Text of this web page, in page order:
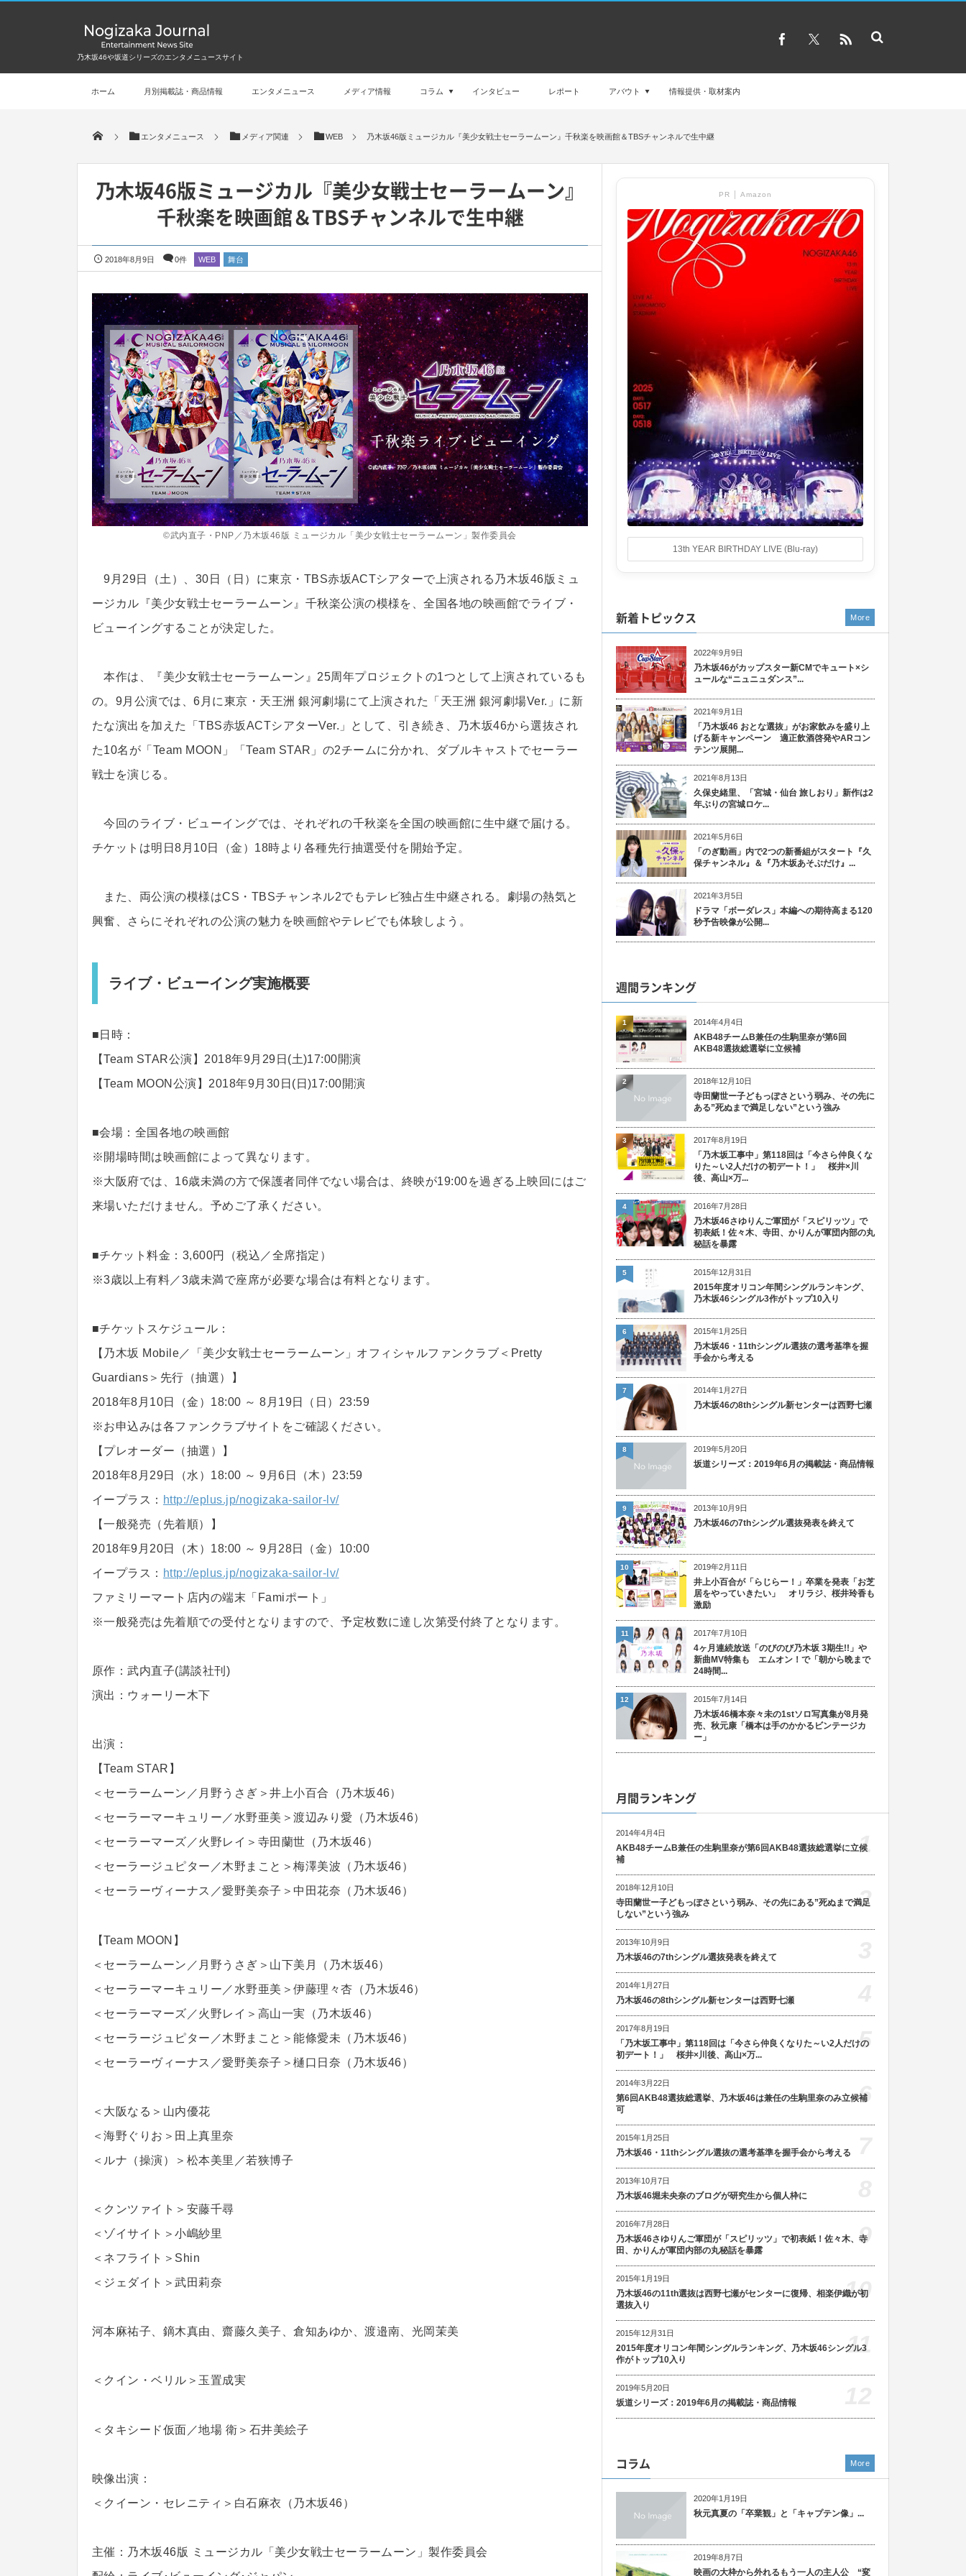
乃木坂46や坂道シリーズのエンタメニュースサイト
ホーム 月別掲載誌・商品情報 エンタメニュース メディア情報 コラム インタビュー レポート アバウト 情報提供・取材案内
エンタメニュース メディア関連 WEB 乃木坂46版ミュージカル『美少女戦士セーラームーン』千秋楽を映画館＆TBSチャンネルで生中継
乃木坂46版ミュージカル『美少女戦士セーラームーン』
千秋楽を映画館＆TBSチャンネルで生中継
2018年8月9日 0件 WEB 舞台
©武内直子・PNP／乃木坂46版 ミュージカル「美少女戦士セーラームーン」製作委員会
9月29日（土）、30日（日）に東京・TBS赤坂ACTシアターで上演される乃木坂46版ミュ
ージカル『美少女戦士セーラームーン』千秋楽公演の模様を、全国各地の映画館でライブ・
ビューイングすることが決定した。
本作は、『美少女戦士セーラームーン』25周年プロジェクトの1つとして上演されているも
の。9月公演では、6月に東京・天王洲 銀河劇場にて上演された「天王洲 銀河劇場Ver.」に新
たな演出を加えた「TBS赤坂ACTシアターVer.」として、引き続き、乃木坂46から選抜され
た10名が「Team MOON」「Team STAR」の2チームに分かれ、ダブルキャストでセーラー
戦士を演じる。
今回のライブ・ビューイングでは、それぞれの千秋楽を全国の映画館に生中継で届ける。
チケットは明日8月10日（金）18時より各種先行抽選受付を開始予定。
また、両公演の模様はCS・TBSチャンネル2でもテレビ独占生中継される。劇場の熱気と
興奮、さらにそれぞれの公演の魅力を映画館やテレビでも体験しよう。
ライブ・ビューイング実施概要
■日時：
【Team STAR公演】2018年9月29日(土)17:00開演
【Team MOON公演】2018年9月30日(日)17:00開演
■会場：全国各地の映画館
※開場時間は映画館によって異なります。
※大阪府では、16歳未満の方で保護者同伴でない場合は、終映が19:00を過ぎる上映回にはご
来場いただけません。予めご了承ください。
■チケット料金：3,600円（税込／全席指定）
※3歳以上有料／3歳未満で座席が必要な場合は有料となります。
■チケットスケジュール：
【乃木坂 Mobile／「美少女戦士セーラームーン」オフィシャルファンクラブ＜Pretty
Guardians＞先行（抽選）】
2018年8月10日（金）18:00 ～ 8月19日（日）23:59
※お申込みは各ファンクラブサイトをご確認ください。
【プレオーダー（抽選）】
2018年8月29日（水）18:00 ～ 9月6日（木）23:59
イープラス： http://eplus.jp/nogizaka-sailor-lv/
【一般発売（先着順）】
2018年9月20日（木）18:00 ～ 9月28日（金）10:00
イープラス： http://eplus.jp/nogizaka-sailor-lv/
ファミリーマート店内の端末「Famiポート」
※一般発売は先着順での受付となりますので、予定枚数に達し次第受付終了となります。
原作：武内直子(講談社刊)
演出：ウォーリー木下
出演：
【Team STAR】
＜セーラームーン／月野うさぎ＞井上小百合（乃木坂46）
＜セーラーマーキュリー／水野亜美＞渡辺みり愛（乃木坂46）
＜セーラーマーズ／火野レイ＞寺田蘭世（乃木坂46）
＜セーラージュピター／木野まこと＞梅澤美波（乃木坂46）
＜セーラーヴィーナス／愛野美奈子＞中田花奈（乃木坂46）
【Team MOON】
＜セーラームーン／月野うさぎ＞山下美月（乃木坂46）
＜セーラーマーキュリー／水野亜美＞伊藤理々杏（乃木坂46）
＜セーラーマーズ／火野レイ＞高山一実（乃木坂46）
＜セーラージュピター／木野まこと＞能條愛未（乃木坂46）
＜セーラーヴィーナス／愛野美奈子＞樋口日奈（乃木坂46）
＜大阪なる＞山内優花
＜海野ぐりお＞田上真里奈
＜ルナ（操演）＞松本美里／若狭博子
＜クンツァイト＞安藤千尋
＜ゾイサイト＞小嶋紗里
＜ネフライト＞Shin
＜ジェダイト＞武田莉奈
河本麻祐子、鏑木真由、齋藤久美子、倉知あゆか、渡邉南、光岡茉美
＜クイン・ベリル＞玉置成実
＜タキシード仮面／地場 衛＞石井美絵子
映像出演：
＜クイーン・セレニティ＞白石麻衣（乃木坂46）
主催：乃木坂46版 ミュージカル「美少女戦士セーラームーン」製作委員会
PR │ Amazon
13th YEAR BIRTHDAY LIVE (Blu-ray)
新着トピックス
2022年9月9日
乃木坂46がカップスター新CMでキュート×シ
ュールな“ニュニュダンス”...
2021年9月1日
「乃木坂46 おとな選抜」がお家飲みを盛り上
げる新キャンペーン 適正飲酒啓発やARコン
テンツ展開...
2021年8月13日
久保史緒里、「宮城・仙台 旅しおり」新作は2
年ぶりの宮城ロケ...
2021年5月6日
「のぎ動画」内で2つの新番組がスタート『久
保チャンネル』＆『乃木坂あそぶだけ』...
2021年3月5日
ドラマ「ボーダレス」本編への期待高まる120
秒予告映像が公開...
More
週間ランキング
2014年4月4日
AKB48チームB兼任の生駒里奈が第6回
AKB48選抜総選挙に立候補
1
2018年12月10日
寺田蘭世ー子どもっぽさという弱み、その先に
ある”死ぬまで満足しない”という強み
2
2017年8月19日
「乃木坂工事中」第118回は「今さら仲良くな
りた～い2人だけの初デート！」 桜井×川
後、高山×万...
3
2016年7月28日
乃木坂46さゆりんご軍団が「スピリッツ」で
初表紙！佐々木、寺田、かりんが軍団内部の丸
秘話を暴露
4
2015年12月31日
2015年度オリコン年間シングルランキング、
乃木坂46シングル3作がトップ10入り
5
2015年1月25日
乃木坂46・11thシングル選抜の選考基準を握
手会から考える
6
2014年1月27日
乃木坂46の8thシングル新センターは西野七瀬
7
2019年5月20日
坂道シリーズ：2019年6月の掲載誌・商品情報
8
2013年10月9日
乃木坂46の7thシングル選抜発表を終えて
9
2019年2月11日
井上小百合が「らじらー！」卒業を発表「お芝
居をやっていきたい」 オリラジ、桜井玲香も
激励
10
2017年7月10日
4ヶ月連続放送「のびのび乃木坂 3期生!!」や
新曲MV特集も エムオン！で「朝から晩まで
24時間...
11
2015年7月14日
乃木坂46橋本奈々未の1stソロ写真集が8月発
売、秋元康「橋本は手のかかるビンテージカ
ー」
12
月間ランキング
2014年4月4日
AKB48チームB兼任の生駒里奈が第6回AKB48選抜総選挙に立候
補
1
2018年12月10日
寺田蘭世ー子どもっぽさという弱み、その先にある”死ぬまで満足
しない”という強み
2
2013年10月9日
乃木坂46の7thシングル選抜発表を終えて
2014年1月27日
乃木坂46の8thシングル新センターは西野七瀬
2017年8月19日
「乃木坂工事中」第118回は「今さら仲良くなりた～い2人だけの
初デート！」 桜井×川後、高山×万...
5
2014年3月22日
第6回AKB48選抜総選挙、乃木坂46は兼任の生駒里奈のみ立候補
可
6
2015年1月25日
乃木坂46・11thシングル選抜の選考基準を握手会から考える
2013年10月7日
乃木坂46堀未央奈のブログが研究生から個人枠に
2016年7月28日
乃木坂46さゆりんご軍団が「スピリッツ」で初表紙！佐々木、寺
田、かりんが軍団内部の丸秘話を暴露
9
2015年1月19日
乃木坂46の11th選抜は西野七瀬がセンターに復帰、相楽伊織が初
選抜入り
10
2015年12月31日
2015年度オリコン年間シングルランキング、乃木坂46シングル3
作がトップ10入り
11
2019年5月20日
坂道シリーズ：2019年6月の掲載誌・商品情報
コラム
2020年1月19日
秋元真夏の「卒業観」と「キャプテン像」...
2019年8月7日
映画の大枠から外れるもう一人の主人公 “変
More